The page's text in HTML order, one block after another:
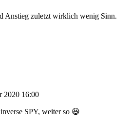
Anstieg zuletzt wirklich wenig Sinn.
2020 16:00
SPY, weiter so 😆